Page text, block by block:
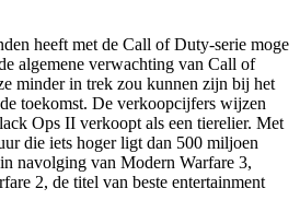
heeft met de Call of Duty-serie moge
algemene verwachting van Call of
minder in trek zou kunnen zijn bij het
toekomst. De verkoopcijfers wijzen
Ops II verkoopt als een tierelier. Met
die iets hoger ligt dan 500 miljoen
navolging van Modern Warfare 3,
2, de titel van beste entertainment